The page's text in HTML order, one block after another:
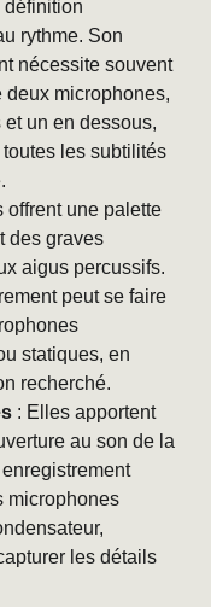
définition
rythme. Son
nécessite souvent
deux microphones,
un en dessous,
les subtilités
offrent une palette
des graves
aigus percussifs.
peut se faire
statiques, en
recherché.
: Elles apportent
au son de la
microphones
les détails